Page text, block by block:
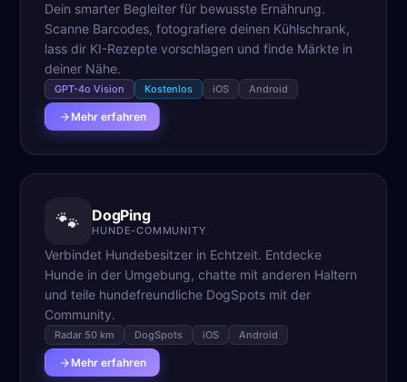
Dein smarter Begleiter für bewusste Ernährung.
Scanne Barcodes, fotografiere deinen Kühlschrank,
lass dir KI-Rezepte vorschlagen und finde Märkte in
deiner Nähe.
GPT-4o Vision Kostenlos iOS Android
Mehr erfahren
🐾 DogPing
HUNDE-COMMUNITY
Verbindet Hundebesitzer in Echtzeit. Entdecke
Hunde in der Umgebung, chatte mit anderen Haltern
und teile hundefreundliche DogSpots mit der
Community.
Radar 50 km DogSpots iOS Android
Mehr erfahren